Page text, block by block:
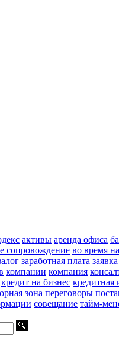
активы аренда офиса
сопровождение во время
заработная плата
компании компания
кредит на бизнес кредитная
зона переговоры
совещание тайм-